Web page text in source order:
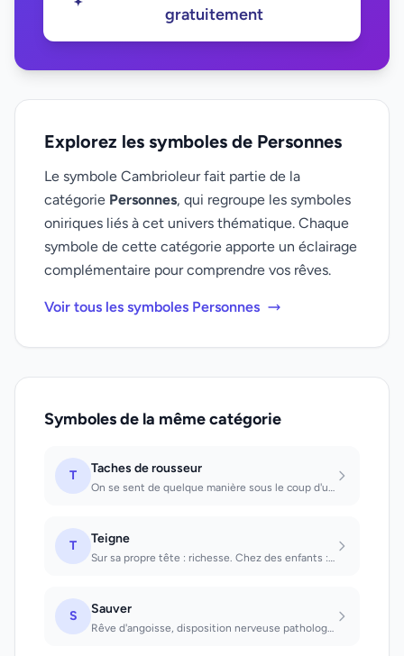
gratuitement
Explorez les symboles de Personnes
Le symbole Cambrioleur fait partie de la
catégorie Personnes, qui regroupe les symboles
oniriques liés à cet univers thématique. Chaque
symbole de cette catégorie apporte un éclairage
complémentaire pour comprendre vos rêves.
Voir tous les symboles Personnes
Symboles de la même catégorie
T Taches de rousseur
On se sent de quelque manière sous le coup d'une charge et craint que l'entourag...
T Teigne
Sur sa propre tête : richesse. Chez des enfants : santé.
S Sauver
Rêve d'angoisse, disposition nerveuse pathologique qui incite à la prudence. Que...